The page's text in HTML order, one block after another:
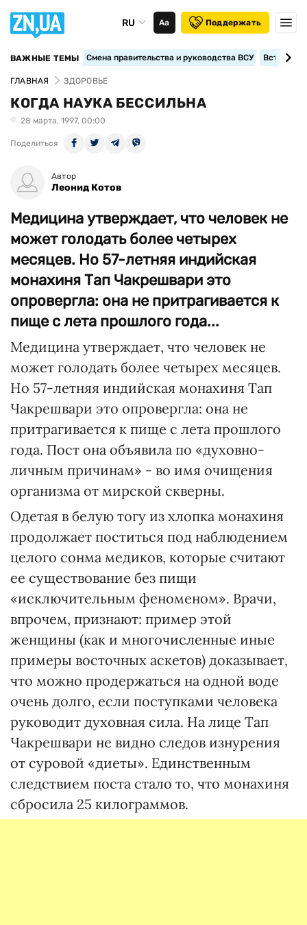
RU Аа Поддержать
ВАЖНЫЕ ТЕМЫ Смена правительства и руководства ВСУ
ГЛАВНАЯ ЗДОРОВЬЕ
КОГДА НАУКА БЕССИЛЬНА
28 марта, 1997, 00:00
Поделиться
Автор
Леонид Котов
Медицина утверждает, что человек не
может голодать более четырех
месяцев. Но 57-летняя индийская
монахиня Тап Чакрешвари это
опровергла: она не притрагивается к
пище с лета прошлого года...
Медицина утверждает, что человек не
может голодать более четырех месяцев.
Но 57-летняя индийская монахиня Тап
Чакрешвари это опровергла: она не
притрагивается к пище с лета прошлого
года. Пост она объявила по «духовно-
личным причинам» - во имя очищения
организма от мирской скверны.
Одетая в белую тогу из хлопка монахиня
продолжает поститься под наблюдением
целого сонма медиков, которые считают
ее существование без пищи
«исключительным феноменом». Врачи,
впрочем, признают: пример этой
женщины (как и многочисленные иные
примеры восточных аскетов) доказывает,
что можно продержаться на одной воде
очень долго, если поступками человека
руководит духовная сила. На лице Тап
Чакрешвари не видно следов изнурения
от суровой «диеты». Единственным
следствием поста стало то, что монахиня
сбросила 25 килограммов.